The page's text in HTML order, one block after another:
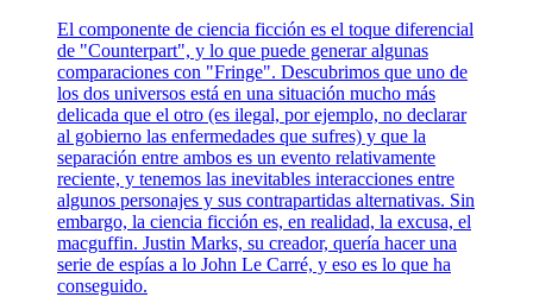
El componente de ciencia ficción es el toque diferencial
de "Counterpart", y lo que puede generar algunas
comparaciones con "Fringe". Descubrimos que uno de
los dos universos está en una situación mucho más
delicada que el otro (es ilegal, por ejemplo, no declarar
al gobierno las enfermedades que sufres) y que la
separación entre ambos es un evento relativamente
reciente, y tenemos las inevitables interacciones entre
algunos personajes y sus contrapartidas alternativas. Sin
embargo, la ciencia ficción es, en realidad, la excusa, el
macguffin. Justin Marks, su creador, quería hacer una
serie de espías a lo John Le Carré, y eso es lo que ha
conseguido.